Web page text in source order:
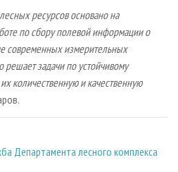
ресурсов основано на
по сбору полевой информации о
современных измерительных
задачи по устойчивому
количественную и качественную
Департамента лесного комплекса